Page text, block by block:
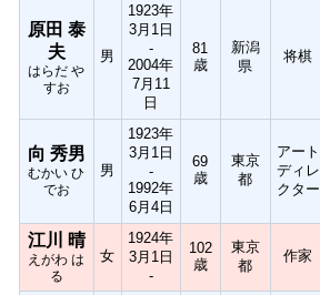
原田 泰
夫
はらだ や
すお
男
1923年
3月1日
-
2004年
7月11
日
81
歳
新潟
県
将棋
向 秀男
むかい ひ
でお
男
1923年
3月1日
-
1992年
6月4日
69
歳
東京
都
アート
ディレ
クター
江川 晴
えがわ は
る
女
1924年
3月1日
-
102
歳
東京
都
作家